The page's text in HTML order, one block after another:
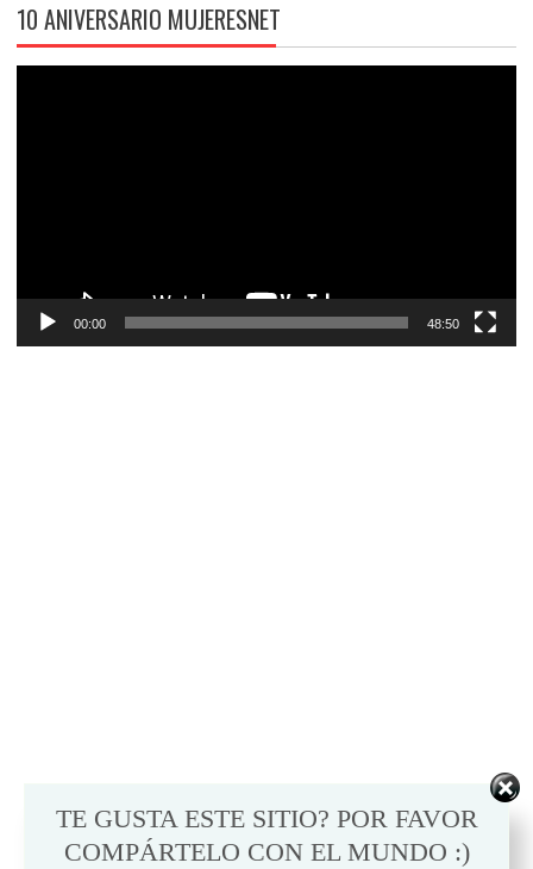
10 ANIVERSARIO MUJERESNET
00:00 48:50
TE GUSTA ESTE SITIO? POR FAVOR
COMPÁRTELO CON EL MUNDO :)